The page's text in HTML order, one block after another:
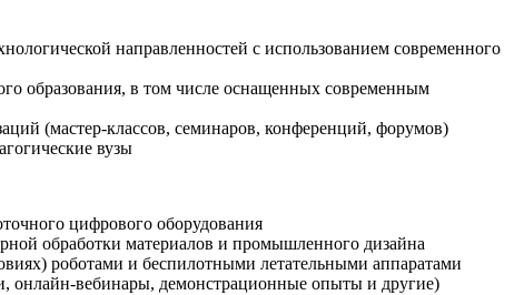
направленностей с использованием современного
образования, в том числе оснащенных современным
(мастер-классов, семинаров, конференций, форумов)
вузы
цифрового оборудования
обработки материалов и промышленного дизайна
роботами и беспилотными летательными аппаратами
онлайн-вебинары, демонстрационные опыты и другие)